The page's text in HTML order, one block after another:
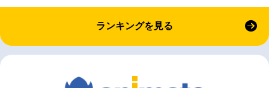
ランキングを見る